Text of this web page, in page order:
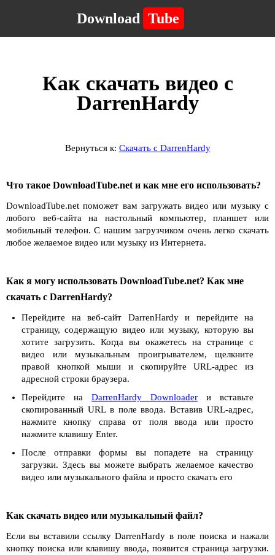
Download Tube
Как скачать видео с
DarrenHardy
Вернуться к: Скачать с DarrenHardy
Что такое DownloadTube.net и как мне его использовать?
DownloadTube.net поможет вам загружать видео или музыку с
любого веб-сайта на настольный компьютер, планшет или
мобильный телефон. С нашим загрузчиком очень легко скачать
любое желаемое видео или музыку из Интернета.
Как я могу использовать DownloadTube.net? Как мне
скачать с DarrenHardy?
Перейдите на веб-сайт DarrenHardy и перейдите на
страницу, содержащую видео или музыку, которую вы
хотите загрузить. Когда вы окажетесь на странице с
видео или музыкальным проигрывателем, щелкните
правой кнопкой мыши и скопируйте URL-адрес из
адресной строки браузера.
Перейдите на DarrenHardy Downloader и вставьте
скопированный URL в поле ввода. Вставив URL-адрес,
нажмите кнопку справа от поля ввода или просто
нажмите клавишу Enter.
После отправки формы вы попадете на страницу
загрузки. Здесь вы можете выбрать желаемое качество
видео или музыкального файла и просто скачать его
Как скачать видео или музыкальный файл?
Если вы вставили ссылку DarrenHardy в поле поиска и нажали
кнопку поиска или клавишу ввода, появится страница загрузки.